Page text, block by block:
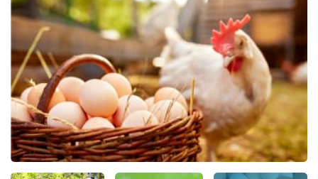
Zahrada
Design
Sledujte prima+
Přihlášení